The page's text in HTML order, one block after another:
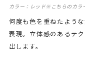
カラー：レッド※こちらのカラ
何度も色を重ねたよう
表現。立体感のあるテ
出します。